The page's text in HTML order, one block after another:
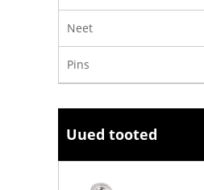
Neet
Pins
Uued tooted